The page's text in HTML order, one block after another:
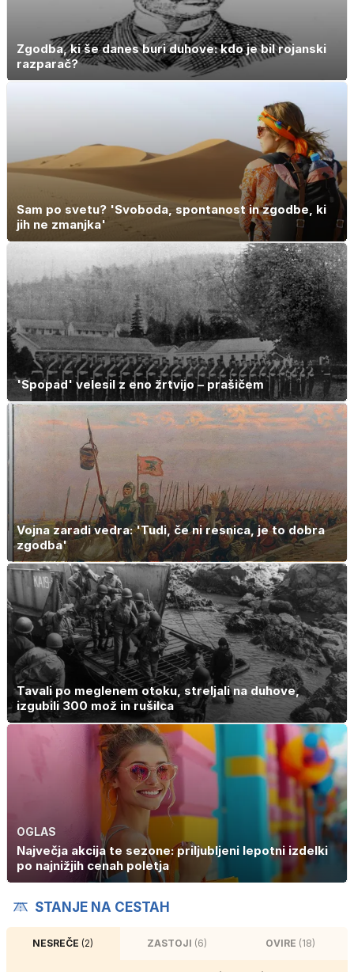
Zgodba, ki še danes buri duhove: kdo je bil rojanski
razparač?
Sam po svetu? 'Svoboda, spontanost in zgodbe, ki
jih ne zmanjka'
'Spopad' velesil z eno žrtvijo – prašičem
Vojna zaradi vedra: 'Tudi, če ni resnica, je to dobra
zgodba'
Tavali po meglenem otoku, streljali na duhove,
izgubili 300 mož in rušilca
OGLAS
Največja akcija te sezone: priljubljeni lepotni izdelki
po najnižjih cenah poletja
STANJE NA CESTAH
NESREČE(2) ZASTOJI (6) OVIRE (18)